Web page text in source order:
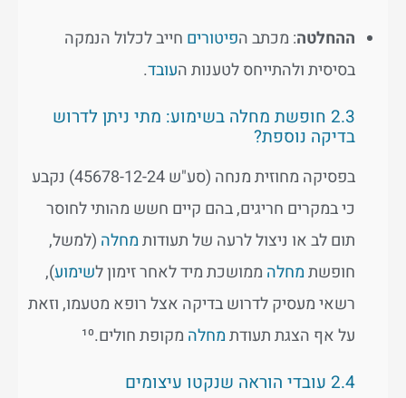
ההחלטה: מכתב הפיטורים חייב לכלול הנמקה
בסיסית ולהתייחס לטענות העובד.
2.3 חופשת מחלה בשימוע: מתי ניתן לדרוש
בדיקה נוספת?
בפסיקה מחוזית מנחה (סע"ש 45678-12-24) נקבע
כי במקרים חריגים, בהם קיים חשש מהותי לחוסר
תום לב או ניצול לרעה של תעודותמחלה (למשל,
חופשתמחלה ממושכת מיד לאחר זימון לשימוע),
רשאי מעסיק לדרוש בדיקה אצל רופא מטעמו, וזאת
על אף הצגת תעודתמחלה מקופת חולים.¹⁰
2.4 עובדי הוראה שנקטו עיצומים